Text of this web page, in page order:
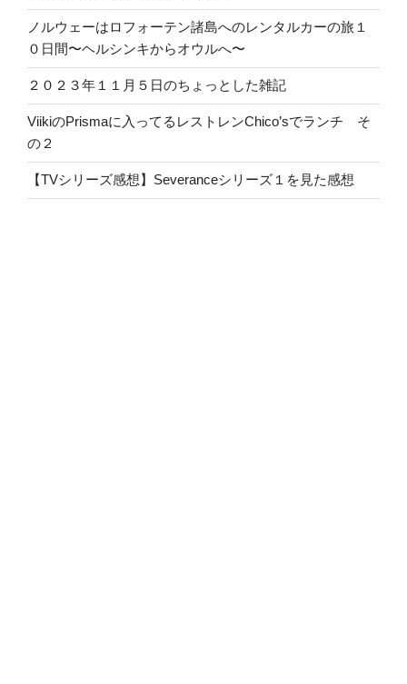
ノルウェーはロフォーテン諸島へのレンタルカーの旅１
０日間〜ヘルシンキからオウルへ〜
２０２３年１１月５日のちょっとした雑記
ViikiのPrismaに入ってるレストレンChico’sでランチ そ
の２
【TVシリーズ感想】Severanceシリーズ１を見た感想